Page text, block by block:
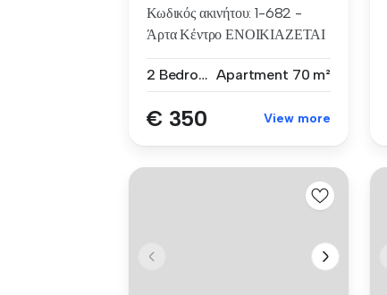
Κωδικός ακινήτου: 1-682 -
Άρτα Κέντρο ΕΝΟΙΚΙΑΖΕΤΑΙ
2 Bedrooms Apartment 70 m²
€ 350 View more